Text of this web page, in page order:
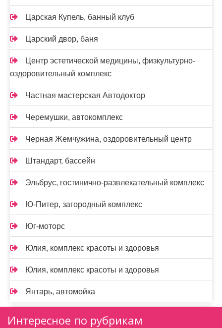
Царская Купель, банный клуб
Царский двор, баня
Центр эстетической медицины, физкультурно-
оздоровительный комплекс
Частная мастерская Автодоктор
Черемушки, автокомплекс
Черная Жемчужина, оздоровительный центр
Штандарт, бассейн
Эльбрус, гостинично-развлекательный комплекс
Ю-Питер, загородный комплекс
Юг-моторс
Юлия, комплекс красоты и здоровья
Юлия, комплекс красоты и здоровья
Янтарь, автомойка
Интересное по рубрикам